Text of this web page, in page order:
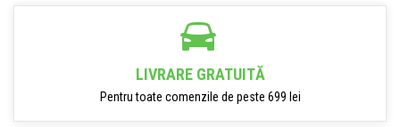
LIVRARE GRATUITĂ
Pentru toate comenzile de peste 699 lei